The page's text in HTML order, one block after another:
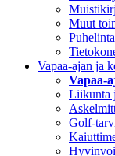
Muut
Vapaa-ajan ja
Vapaa-
Liikunta
Golf-